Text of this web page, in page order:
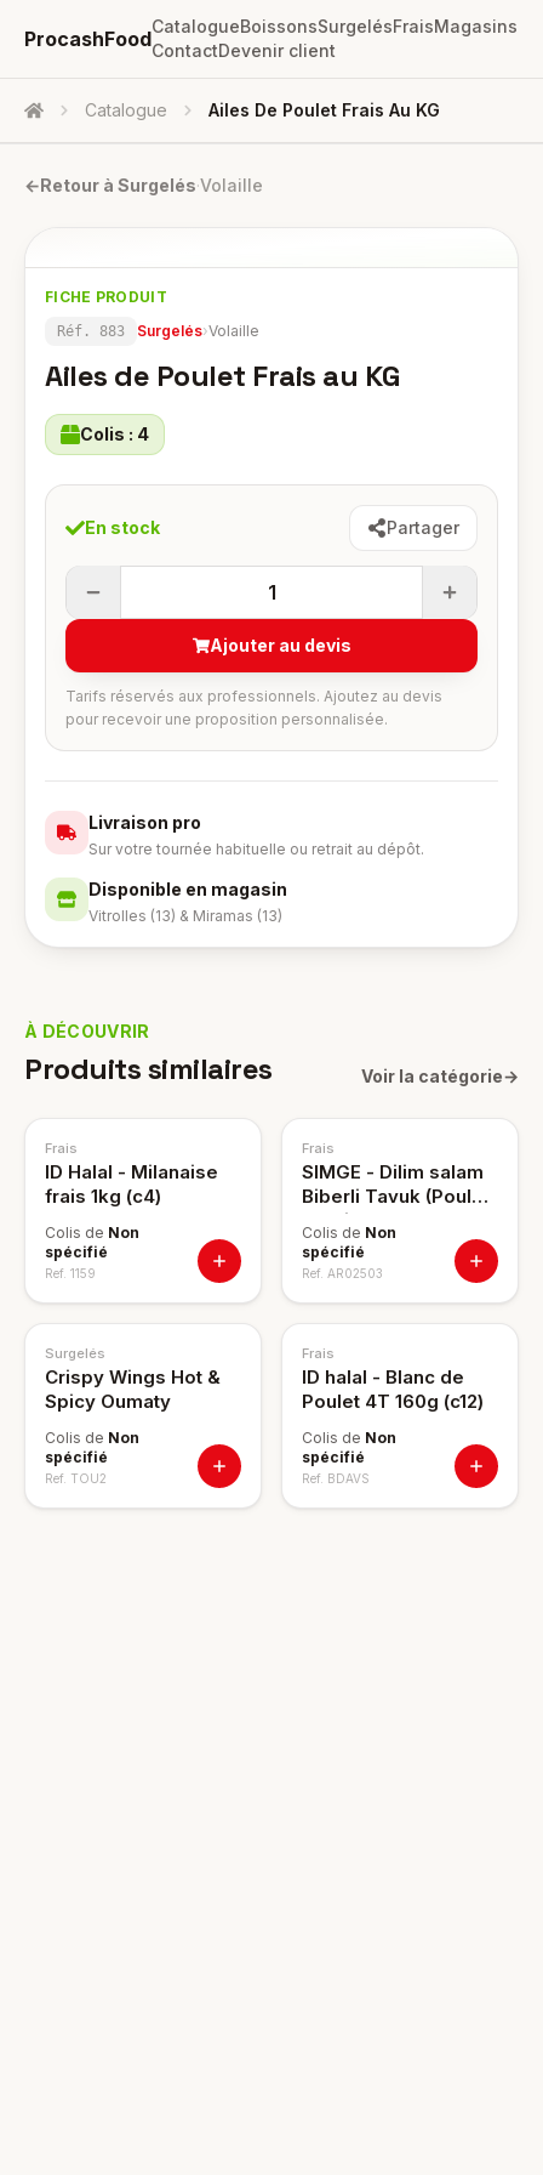
ProcashFood
CatalogueBoissonsSurgelésFraisMagasins
ContactDevenir client
Accueil Catalogue Ailes De Poulet Frais Au KG
←Retour à Surgelés·Volaille
FICHE PRODUIT
Réf. 883 Surgelés›Volaille
Ailes de Poulet Frais au KG
Colis : 4
En stock Partager
1
Ajouter au devis
Tarifs réservés aux professionnels. Ajoutez au devis
pour recevoir une proposition personnalisée.
Livraison pro
Sur votre tournée habituelle ou retrait au dépôt.
Disponible en magasin
Vitrolles (13) & Miramas (13)
À DÉCOUVRIR
Produits similaires Voir la catégorie→
Frais
ID Halal - Milanaise
frais 1kg (c4)
Colis de Non
spécifié
Ref. 1159
Frais
SIMGE - Dilim salam
Biberli Tavuk (Poulet
& Poivron) 150g
Colis de Non
spécifié
Ref. AR02503
Surgelés
Crispy Wings Hot &
Spicy Oumaty
Colis de Non
spécifié
Ref. TOU2
Frais
ID halal - Blanc de
Poulet 4T 160g (c12)
Colis de Non
spécifié
Ref. BDAVS